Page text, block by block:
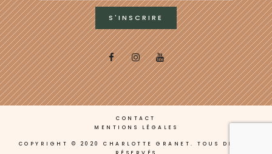
CONTACT
MENTIONS LÉGALES
COPYRIGHT © 2020 CHARLOTTE GRANET. TOUS DROITS